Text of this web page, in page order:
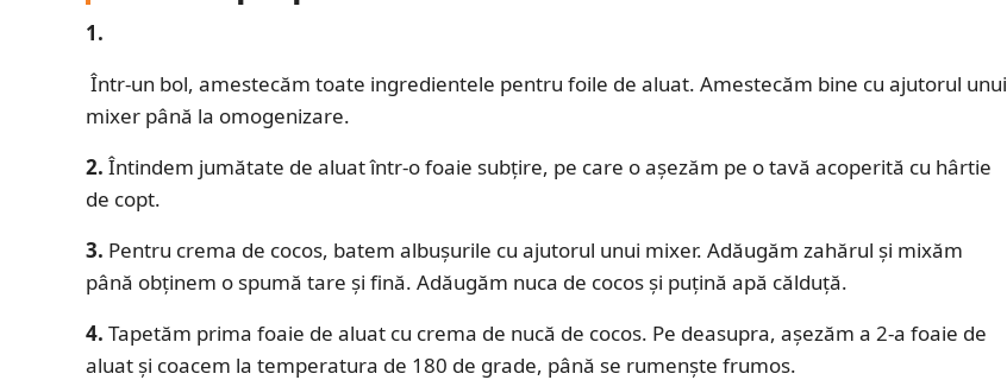
1.
Într-un bol, amestecăm toate ingredientele pentru foile de aluat. Amestecăm bine cu ajutorul unui
mixer până la omogenizare.
2. Întindem jumătate de aluat într-o foaie subțire, pe care o așezăm pe o tavă acoperită cu hârtie
de copt.
3. Pentru crema de cocos, batem albușurile cu ajutorul unui mixer. Adăugăm zahărul și mixăm
până obținem o spumă tare și fină. Adăugăm nuca de cocos și puțină apă călduță.
4. Tapetăm prima foaie de aluat cu crema de nucă de cocos. Pe deasupra, așezăm a 2-a foaie de
aluat și coacem la temperatura de 180 de grade, până se rumenște frumos.